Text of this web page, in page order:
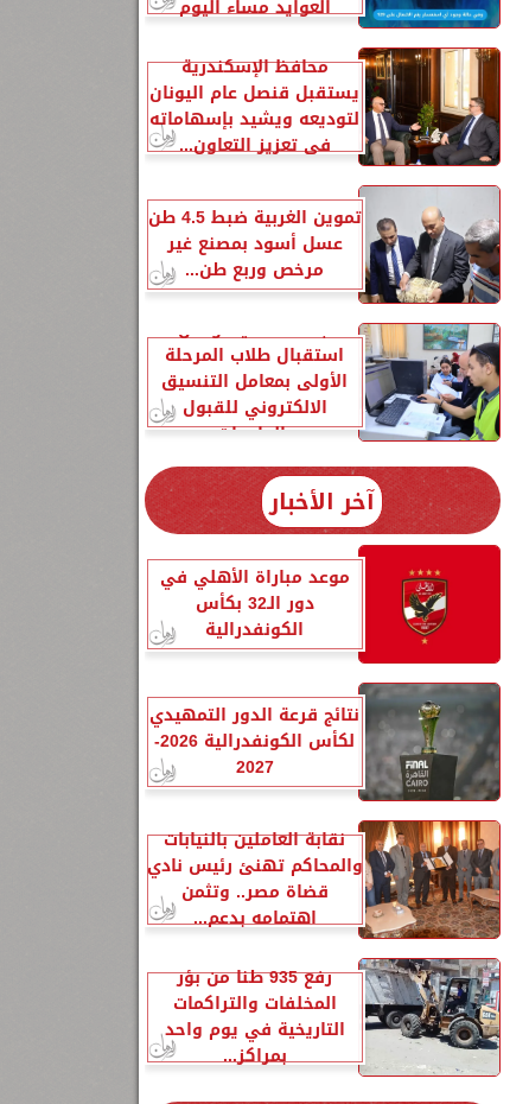
العوايد مساء اليوم
محافظ الإسكندرية
يستقبل قنصل عام اليونان
لتوديعه ويشيد بإسهاماته
في تعزيز التعاون...
تموين الغربية ضبط 4.5 طن
عسل أسود بمصنع غير
مرخص وربع طن...
جامعة المنيا تواصل
استقبال طلاب المرحلة
الأولى بمعامل التنسيق
الالكتروني للقبول
بالجامعات
آخر الأخبار
موعد مباراة الأهلي في
دور الـ32 بكأس
الكونفدرالية
نتائج قرعة الدور التمهيدي
لكأس الكونفدرالية 2026-
2027
نقابة العاملين بالنيابات
والمحاكم تهنئ رئيس نادي
قضاة مصر.. وتثمن
اهتمامه بدعم...
رفع 935 طنًا من بؤر
المخلفات والتراكمات
التاريخية في يوم واحد
بمراكز...